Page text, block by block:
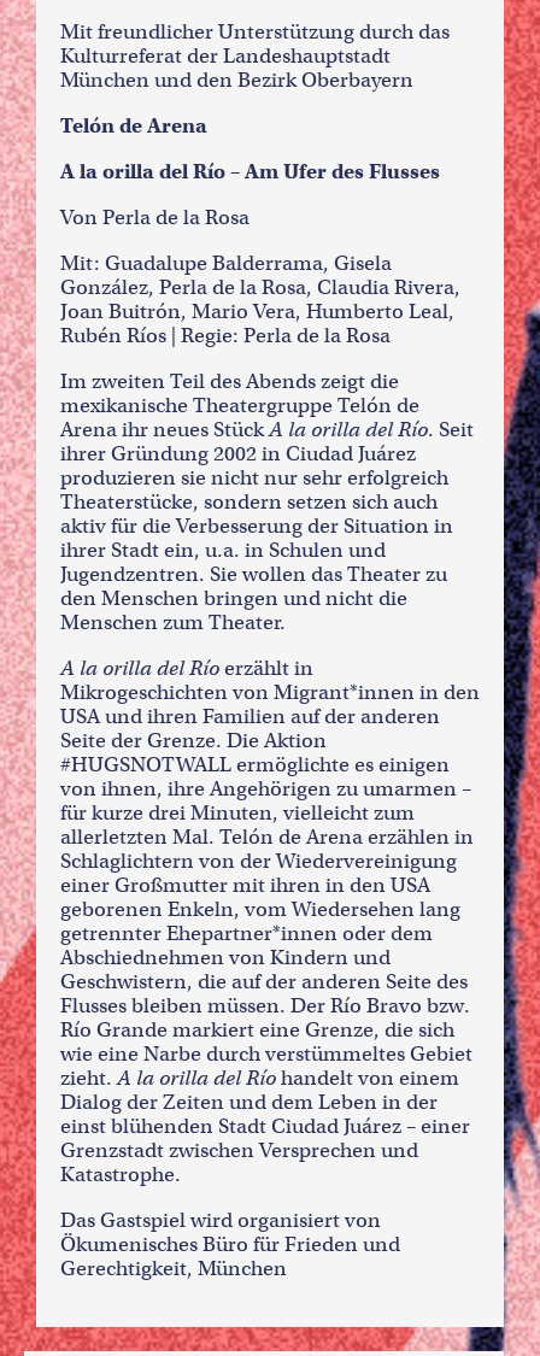
Mit freundlicher Unterstützung durch das
Kulturreferat der Landeshauptstadt
München und den Bezirk Oberbayern
Telón de Arena
A la orilla del Río – Am Ufer des Flusses
Von Perla de la Rosa
Mit: Guadalupe Balderrama, Gisela
González, Perla de la Rosa, Claudia Rivera,
Joan Buitrón, Mario Vera, Humberto Leal,
Rubén Ríos | Regie: Perla de la Rosa
Im zweiten Teil des Abends zeigt die
mexikanische Theatergruppe Telón de
Arena ihr neues StückA la orilla del Río. Seit
ihrer Gründung 2002 in Ciudad Juárez
produzieren sie nicht nur sehr erfolgreich
Theaterstücke, sondern setzen sich auch
aktiv für die Verbesserung der Situation in
ihrer Stadt ein, u.a. in Schulen und
Jugendzentren. Sie wollen das Theater zu
den Menschen bringen und nicht die
Menschen zum Theater.
A la orilla del Ríoerzählt in
Mikrogeschichten von Migrant*innen in den
USA und ihren Familien auf der anderen
Seite der Grenze. Die Aktion
#HUGSNOTWALL ermöglichte es einigen
von ihnen, ihre Angehörigen zu umarmen –
für kurze drei Minuten, vielleicht zum
allerletzten Mal. Telón de Arena erzählen in
Schlaglichtern von der Wiedervereinigung
einer Großmutter mit ihren in den USA
geborenen Enkeln, vom Wiedersehen lang
getrennter Ehepartner*innen oder dem
Abschiednehmen von Kindern und
Geschwistern, die auf der anderen Seite des
Flusses bleiben müssen. Der Río Bravo bzw.
Río Grande markiert eine Grenze, die sich
wie eine Narbe durch verstümmeltes Gebiet
zieht.A la orilla del Ríohandelt von einem
Dialog der Zeiten und dem Leben in der
einst blühenden Stadt Ciudad Juárez – einer
Grenzstadt zwischen Versprechen und
Katastrophe.
Das Gastspiel wird organisiert von
Ökumenisches Büro für Frieden und
Gerechtigkeit, München